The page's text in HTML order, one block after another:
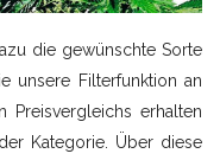
die gewünschte Sorte
unsere Filterfunktion an
Preisvergleichs erhalten
Kategorie. Über diese